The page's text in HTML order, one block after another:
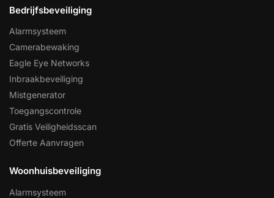
Bedrijfsbeveiliging
Alarmsysteem
Camerabewaking
Eagle Eye Networks
Inbraakbeveiliging
Mistgenerator
Toegangscontrole
Gratis Veiligheidsscan
Offerte Aanvragen
Woonhuisbeveiliging
Alarmsysteem